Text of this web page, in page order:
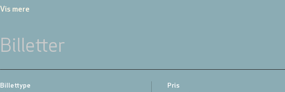
Vis mere
Billetter
Billettype Pris